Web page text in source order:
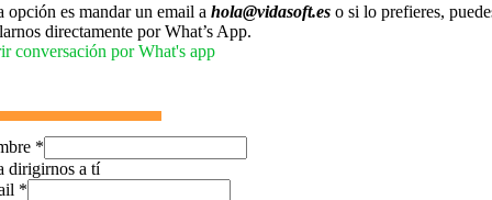
opción es mandar un email a hola@vidasoft.es o si lo prefieres,
directamente por What’s App.
conversación por What's app
*
dirigirnos a tí
*